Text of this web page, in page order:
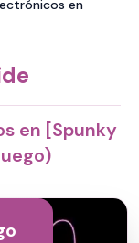
en
en [Spunky